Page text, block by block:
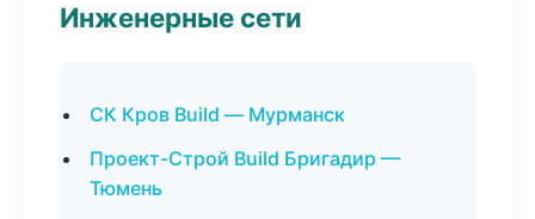
Инженерные сети
СК Кров Build — Мурманск
Проект-Строй Build Бригадир —
Тюмень